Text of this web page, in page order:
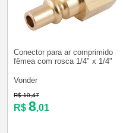
Conector para ar comprimido
fêmea com rosca 1/4" x 1/4"
Vonder
R$ 10,47
R$ 8,01